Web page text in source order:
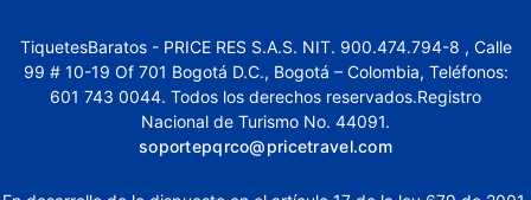
TiquetesBaratos - PRICE RES S.A.S. NIT. 900.474.794-8 , Calle
99 # 10-19 Of 701 Bogotá D.C., Bogotá – Colombia, Teléfonos:
601 743 0044. Todos los derechos reservados.Registro
Nacional de Turismo No. 44091.
soportepqrco@pricetravel.com